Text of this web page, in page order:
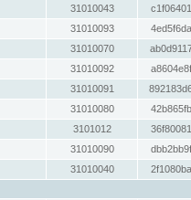
31010043
31010093
31010070
31010092
31010091
31010080
3101012
31010090
31010040